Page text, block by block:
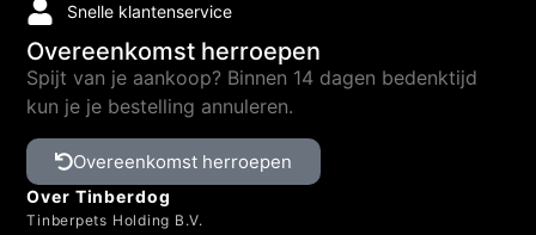
Snelle klantenservice
Overeenkomst herroepen
Spijt van je aankoop? Binnen 14 dagen bedenktijd
kun je je bestelling annuleren.
Overeenkomst herroepen
Over Tinberdog
Tinberpets Holding B.V.